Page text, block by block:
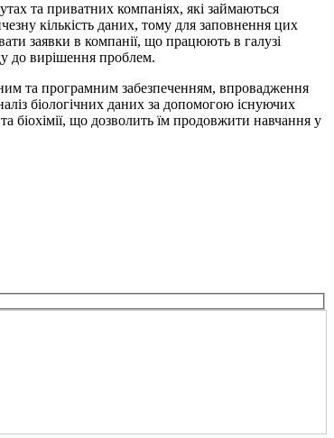
та приватних компаніях, які займаються
кількість даних, тому для заповнення цих
заявки в компанії, що працюють в галузі
до вирішення проблем.
та програмним забезпеченням, впровадження
біологічних даних за допомогою існуючих
біохімії, що дозволить їм продовжити навчання у